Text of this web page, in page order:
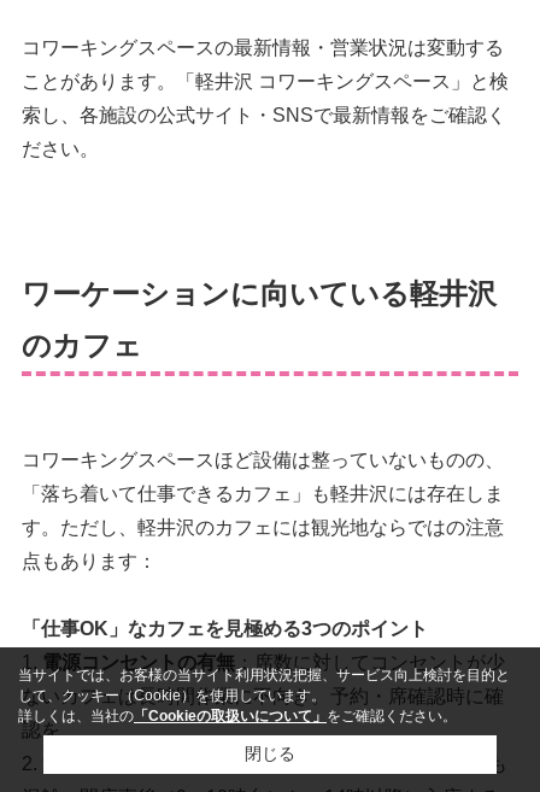
コワーキングスペースの最新情報・営業状況は変動する
ことがあります。「軽井沢 コワーキングスペース」と検
索し、各施設の公式サイト・SNSで最新情報をご確認く
ださい。
ワーケーションに向いている軽井沢
のカフェ
コワーキングスペースほど設備は整っていないものの、
「落ち着いて仕事できるカフェ」も軽井沢には存在しま
す。ただし、軽井沢のカフェには観光地ならではの注意
点もあります：
「仕事OK」なカフェを見極める3つのポイント
1. 電源コンセントの有無：席数に対してコンセントが少
ないカフェは長時間作業に不向き。予約・席確認時に確
認を
2.
：観光シーズンは正午〜14時が最も
当サイトでは、お客様の当サイト利用状況把握、サービス向上検討を目的と
して、クッキー（Cookie）を使用しています。
詳しくは、当社の 「Cookieの取扱いについて」 をご確認ください。
閉じる